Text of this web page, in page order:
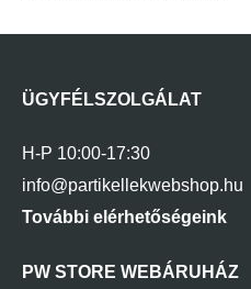
ÜGYFÉLSZOLGÁLAT
H-P 10:00-17:30
info@partikellekwebshop.hu
További elérhetőségeink
PW STORE WEBÁRUHÁZ